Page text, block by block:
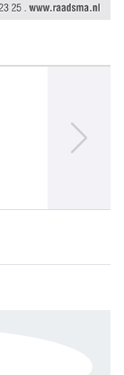
Glow